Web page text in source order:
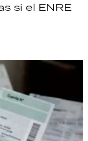
si el ENRE